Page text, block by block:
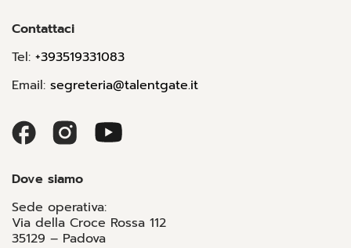
Contattaci
Tel: +393519331083
Email: segreteria@talentgate.it
Dove siamo
Sede operativa:
Via della Croce Rossa 112
35129 – Padova